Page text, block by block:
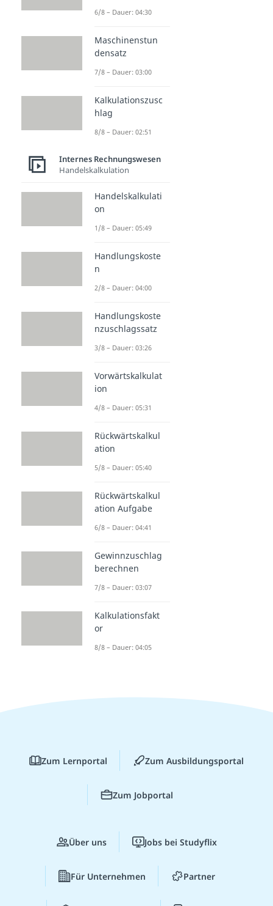
6/8 – Dauer: 04:30
Maschinenstun
densatz
7/8 – Dauer: 03:00
Kalkulationszusc
hlag
8/8 – Dauer: 02:51
Internes Rechnungswesen
Handelskalkulation
Handelskalkulati
on
1/8 – Dauer: 05:49
Handlungskoste
n
2/8 – Dauer: 04:00
Handlungskoste
nzuschlagssatz
3/8 – Dauer: 03:26
Vorwärtskalkulat
ion
4/8 – Dauer: 05:31
Rückwärtskalkul
ation
5/8 – Dauer: 05:40
Rückwärtskalkul
ation Aufgabe
6/8 – Dauer: 04:41
Gewinnzuschlag
berechnen
7/8 – Dauer: 03:07
Kalkulationsfakt
or
8/8 – Dauer: 04:05
Zum Lernportal Zum Ausbildungsportal
Zum Jobportal
Über uns Jobs bei Studyflix
Für Unternehmen Partner